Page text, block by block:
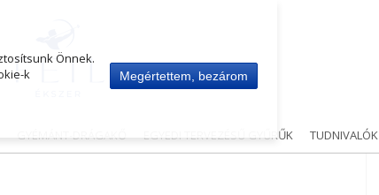
GYÉMÁNT-DRÁGAKŐ EGYEDI TERVEZÉSŰ GYŰRŰK TUDNIVALÓK
Önnek.
k
Megértettem, bezárom